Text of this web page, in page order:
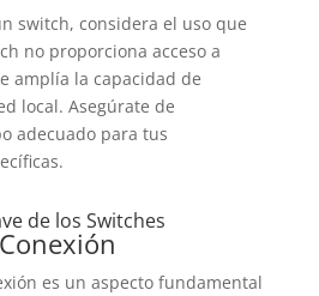
switch, considera el uso que
no proporciona acceso a
amplía la capacidad de
local. Asegúrate de
adecuado para tus
de los Switches
es un aspecto fundamental